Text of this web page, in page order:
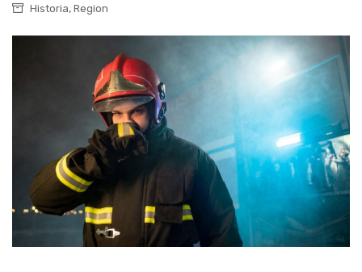
Historia, Region